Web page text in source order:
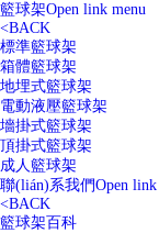
籃球架Open link menu
<BACK
標準籃球架
箱體籃球架
地埋式籃球架
電動液壓籃球架
墻掛式籃球架
頂掛式籃球架
成人籃球架
聯(lián)系我們Open link
<BACK
籃球架百科